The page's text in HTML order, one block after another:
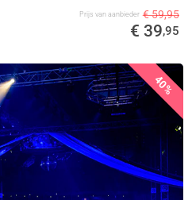
Prijs van aanbieder € 59,95
€ 39,95
40%